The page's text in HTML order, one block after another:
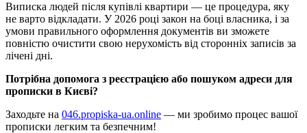
Виписка людей після купівлі квартири — це процедура, яку
не варто відкладати. У 2026 році закон на боці власника, і за
умови правильного оформлення документів ви зможете
повністю очистити свою нерухомість від сторонніх записів за
лічені дні.
Потрібна допомога з реєстрацією або пошуком адреси для
прописки в Києві?
Заходьте на 046.propiska-ua.online — ми зробимо процес вашої
прописки легким та безпечним!